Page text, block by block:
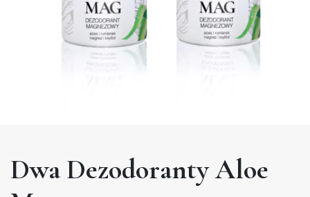
Dwa Dezodoranty Aloe